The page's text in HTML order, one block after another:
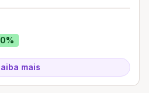
mais